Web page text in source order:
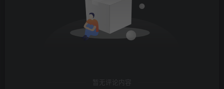
暂无评论内容